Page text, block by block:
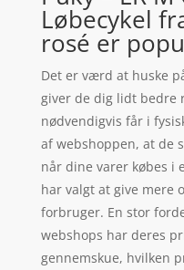
Løbecykel
rosé er
Det er værd at huske
giver de dig lidt bedre
nødvendigvis får i
af webshoppen, at de
når dine varer købes i
har valgt at give mere
forbruger. En stor
webshops har deres
gennemskue, hvilken